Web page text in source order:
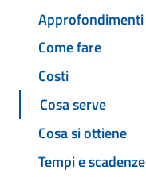
Approfondimenti
Come fare
Costi
Cosa serve
Cosa si ottiene
Tempi e scadenze